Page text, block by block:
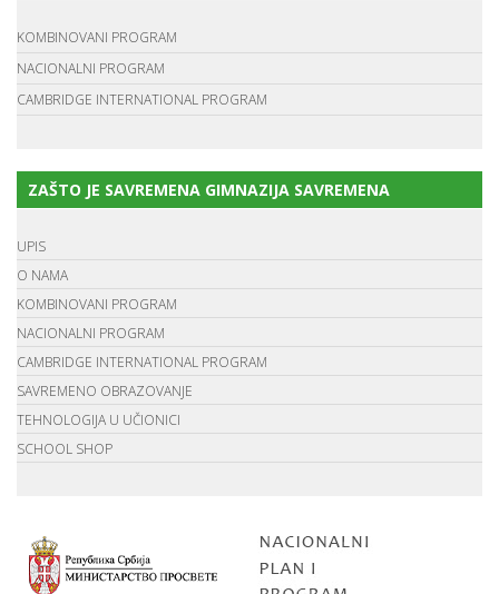
KOMBINOVANI PROGRAM
NACIONALNI PROGRAM
CAMBRIDGE INTERNATIONAL PROGRAM
ZAŠTO JE SAVREMENA GIMNAZIJA SAVREMENA
UPIS
O NAMA
KOMBINOVANI PROGRAM
NACIONALNI PROGRAM
CAMBRIDGE INTERNATIONAL PROGRAM
SAVREMENO OBRAZOVANJE
TEHNOLOGIJA U UČIONICI
SCHOOL SHOP